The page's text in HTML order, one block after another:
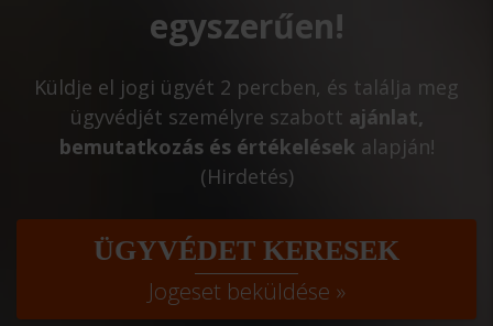
egyszerűen!
Küldje el jogi ügyét 2 percben, és találja meg
ügyvédjét személyre szabott ajánlat,
bemutatkozás és értékelések alapján!
(Hirdetés)
ÜGYVÉDET KERESEK
Jogeset beküldése »